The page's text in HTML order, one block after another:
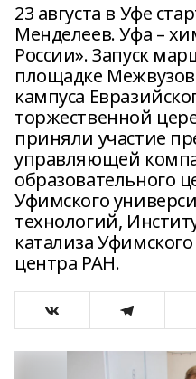
23 августа в Уфе
Менделеев. Уфа –
России». Запуск
площадке
кампуса
торжественной
приняли участие
управляющей
образовательного
Уфимского
технологий,
катализа
центра РАН.